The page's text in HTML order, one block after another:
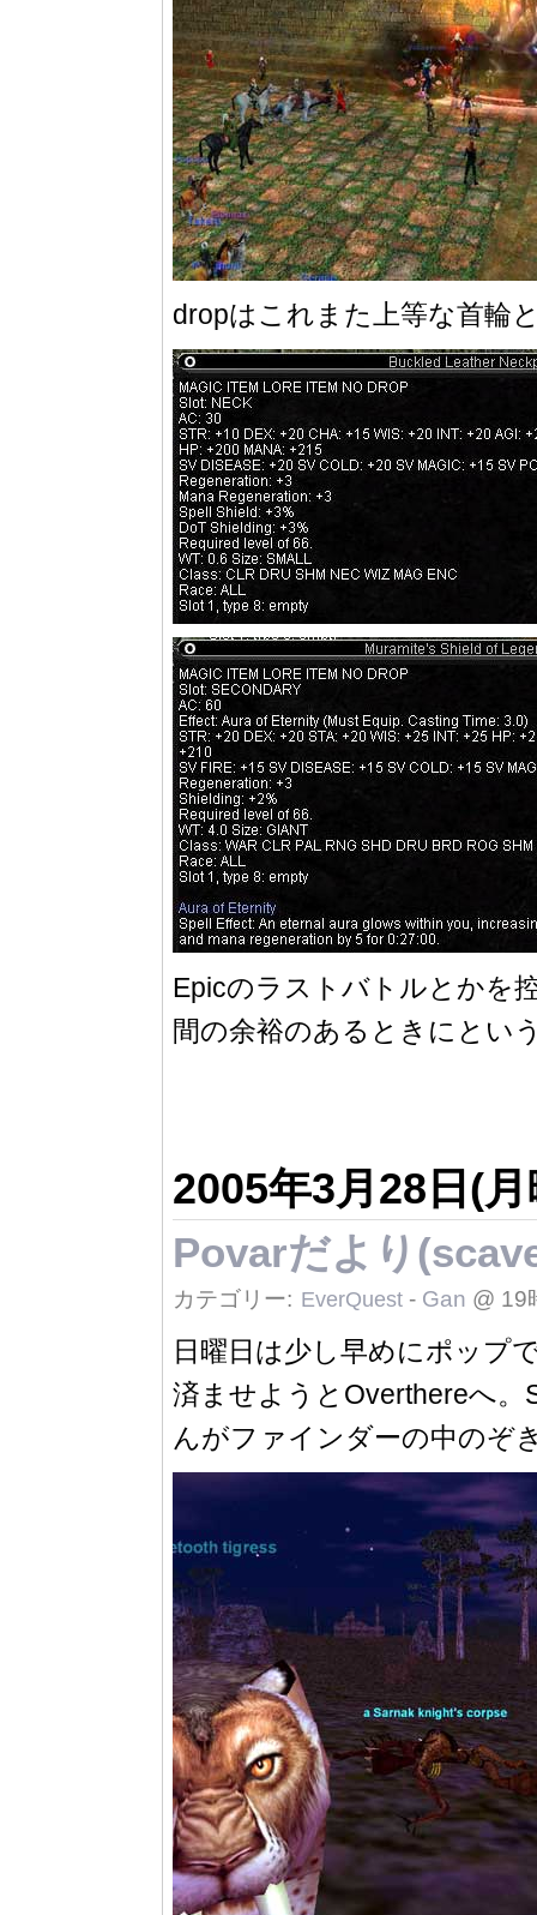
dropはこれまた上等な首輪
Epicのラストバトルとかを
間の余裕のあるときにとい
2005年3月28日(
Povarだより
カテゴリー: EverQuest - Gan @ 19
日曜日は少し早めにポップ
済ませようとOverthereへ
んがファインダーの中のぞ